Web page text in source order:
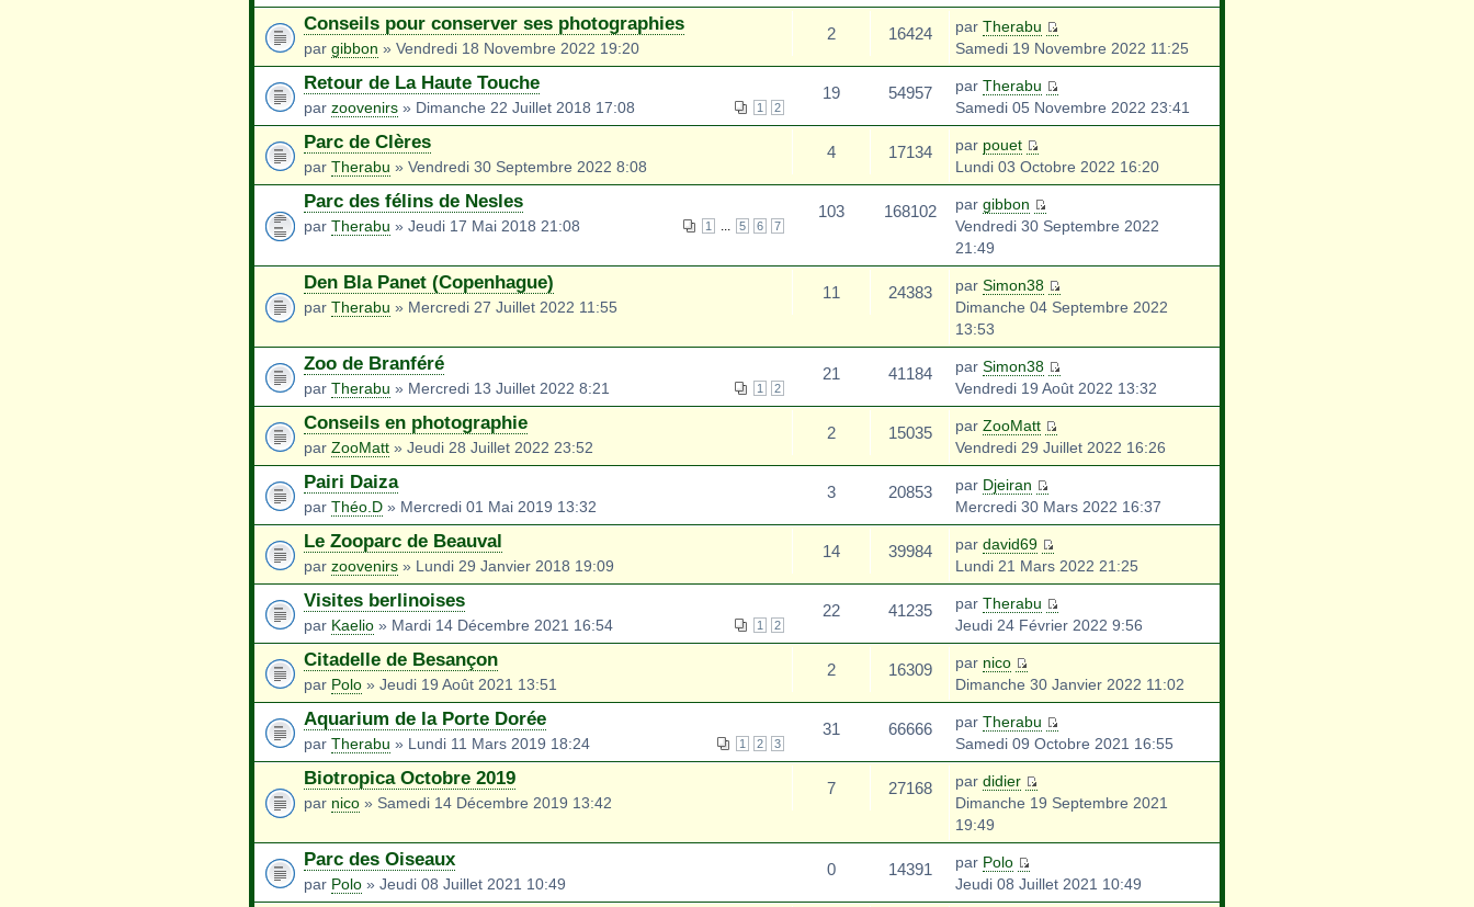
Conseils pour conserver ses photographies
par gibbon » Vendredi 18 Novembre 2022 19:20
2 16424 par Therabu
Samedi 19 Novembre 2022 11:25
Retour de La Haute Touche
1 2
par zoovenirs » Dimanche 22 Juillet 2018 17:08
19 54957 par Therabu
Samedi 05 Novembre 2022 23:41
Parc de Clères
par Therabu » Vendredi 30 Septembre 2022 8:08
4 17134 par pouet
Lundi 03 Octobre 2022 16:20
Parc des félins de Nesles
1 ... 5 6 7
par Therabu » Jeudi 17 Mai 2018 21:08
103 168102 par gibbon
Vendredi 30 Septembre 2022
21:49
Den Bla Panet (Copenhague)
par Therabu » Mercredi 27 Juillet 2022 11:55
11 24383 par Simon38
Dimanche 04 Septembre 2022
13:53
Zoo de Branféré
1 2
par Therabu » Mercredi 13 Juillet 2022 8:21
21 41184 par Simon38
Vendredi 19 Août 2022 13:32
Conseils en photographie
par ZooMatt » Jeudi 28 Juillet 2022 23:52
2 15035 par ZooMatt
Vendredi 29 Juillet 2022 16:26
Pairi Daiza
par Théo.D » Mercredi 01 Mai 2019 13:32
3 20853 par Djeiran
Mercredi 30 Mars 2022 16:37
Le Zooparc de Beauval
par zoovenirs » Lundi 29 Janvier 2018 19:09
14 39984 par david69
Lundi 21 Mars 2022 21:25
Visites berlinoises
1 2
par Kaelio » Mardi 14 Décembre 2021 16:54
22 41235 par Therabu
Jeudi 24 Février 2022 9:56
Citadelle de Besançon
par Polo » Jeudi 19 Août 2021 13:51
2 16309 par nico
Dimanche 30 Janvier 2022 11:02
Aquarium de la Porte Dorée
1 2 3
par Therabu » Lundi 11 Mars 2019 18:24
31 66666 par Therabu
Samedi 09 Octobre 2021 16:55
Biotropica Octobre 2019
par nico » Samedi 14 Décembre 2019 13:42
7 27168 par didier
Dimanche 19 Septembre 2021
19:49
Parc des Oiseaux
par Polo » Jeudi 08 Juillet 2021 10:49
0 14391 par Polo
Jeudi 08 Juillet 2021 10:49